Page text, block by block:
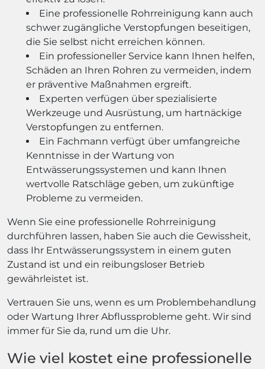
Eine professionelle Rohrreinigung kann auch
schwer zugängliche Verstopfungen beseitigen,
die Sie selbst nicht erreichen können.
Ein professioneller Service kann Ihnen helfen,
Schäden an Ihren Rohren zu vermeiden, indem
er präventive Maßnahmen ergreift.
Experten verfügen über spezialisierte
Werkzeuge und Ausrüstung, um hartnäckige
Verstopfungen zu entfernen.
Ein Fachmann verfügt über umfangreiche
Kenntnisse in der Wartung von
Entwässerungssystemen und kann Ihnen
wertvolle Ratschläge geben, um zukünftige
Probleme zu vermeiden.
Wenn Sie eine professionelle Rohrreinigung
durchführen lassen, haben Sie auch die Gewissheit,
dass Ihr Entwässerungssystem in einem guten
Zustand ist und ein reibungsloser Betrieb
gewährleistet ist.
Vertrauen Sie uns, wenn es um Problembehandlung
oder Wartung Ihrer Abflussprobleme geht. Wir sind
immer für Sie da, rund um die Uhr.
Wie viel kostet eine professionelle